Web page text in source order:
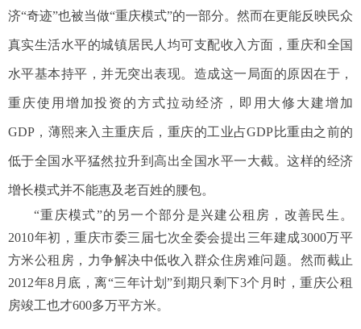
济“奇迹”也被当做“重庆模式”的一部分。然而在更能反映民众
真实生活水平的城镇居民人均可支配收入方面，重庆和全国
水平基本持平，并无突出表现。造成这一局面的原因在于，
重庆使用增加投资的方式拉动经济，即用大修大建增加
GDP，薄熙来入主重庆后，重庆的工业占GDP比重由之前的
低于全国水平猛然拉升到高出全国水平一大截。这样的经济
增长模式并不能惠及老百姓的腰包。
“重庆模式”的另一个部分是兴建公租房，改善民生。
2010年初，重庆市委三届七次全委会提出三年建成3000万平
方米公租房，力争解决中低收入群众住房难问题。然而截止
2012年8月底，离“三年计划”到期只剩下3个月时，重庆公租
房竣工也才600多万平方米。